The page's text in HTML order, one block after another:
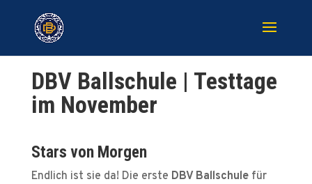
DBV Ballschule | Testtage
im November
Stars von Morgen
Endlich ist sie da! Die erste DBV Ballschulefür